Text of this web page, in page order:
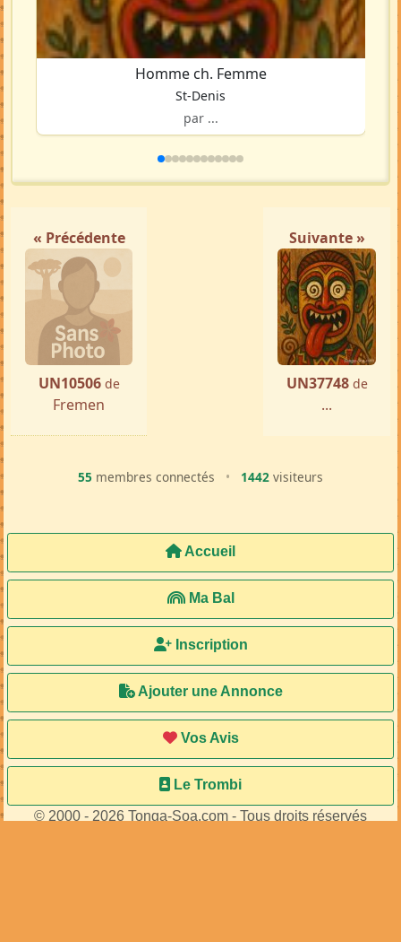
Homme ch. Femme
St-Denis
par ...
« Précédente
UN10506 de
Fremen
Suivante »
UN37748 de
...
55 membres connectés • 1442 visiteurs
Accueil
Ma Bal
Inscription
Ajouter une Annonce
Vos Avis
Le Trombi
© 2000 - 2026 Tonga-Soa.com - Tous droits réservés